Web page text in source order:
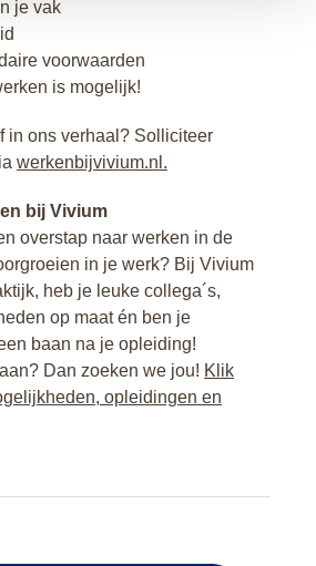
je vak
voorwaarden
is mogelijk!
in ons verhaal? Solliciteer
werkenbijvivium.nl.
bij Vivium
overstap naar werken in de
in je werk? Bij Vivium
heb je leuke collega´s,
op maat én ben je
baan na je opleiding!
Dan zoeken we jou! Klik
opleidingen en